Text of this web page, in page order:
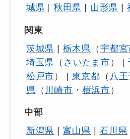
城県 | 秋田県 | 山形県 |
関東
茨城県 | 栃木県 （ 宇都宮
埼玉県
（ さいたま市 ） |
松戸市 ） |東京都 （ 八
県 （ 川崎市 ・ 横浜市 ）
中部
新潟県
富山県 石川県